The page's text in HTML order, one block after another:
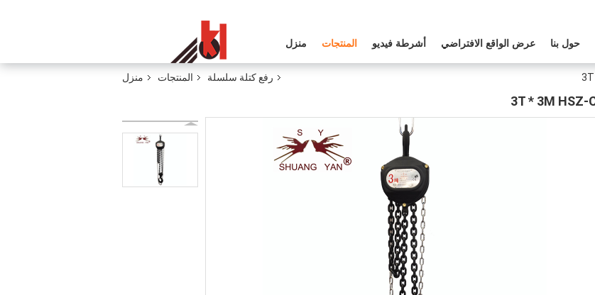
منزل المنتجات أشرطة فيديو عرض الواقع الافتراضي حول بنا
منزل المنتجات رفع كتلة سلسلة